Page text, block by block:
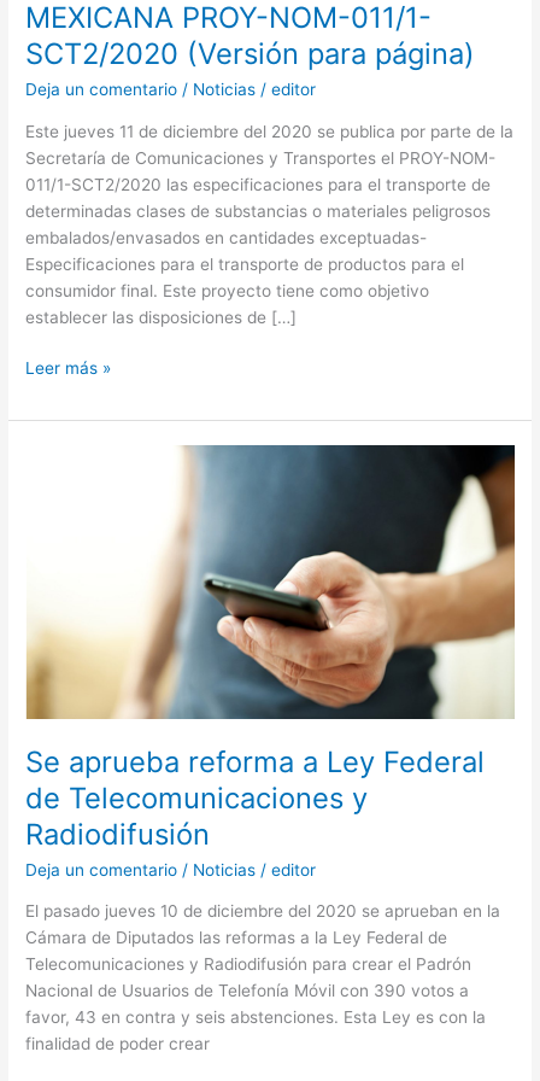
MEXICANA PROY-NOM-011/1-
SCT2/2020 (Versión para página)
Deja un comentario / Noticias /editor
Este jueves 11 de diciembre del 2020 se publica por parte de la
Secretaría de Comunicaciones y Transportes el PROY-NOM-
011/1-SCT2/2020 las especificaciones para el transporte de
determinadas clases de substancias o materiales peligrosos
embalados/envasados en cantidades exceptuadas-
Especificaciones para el transporte de productos para el
consumidor final. Este proyecto tiene como objetivo
establecer las disposiciones de […]
página)
Leer más »
Se aprueba reforma a Ley Federal
de Telecomunicaciones y
Radiodifusión
Deja un comentario / Noticias /editor
El pasado jueves 10 de diciembre del 2020 se aprueban en la
Cámara de Diputados las reformas a la Ley Federal de
Telecomunicaciones y Radiodifusión para crear el Padrón
Nacional de Usuarios de Telefonía Móvil con 390 votos a
favor, 43 en contra y seis abstenciones. Esta Ley es con la
finalidad de poder crear
Telecomunicaciones
y